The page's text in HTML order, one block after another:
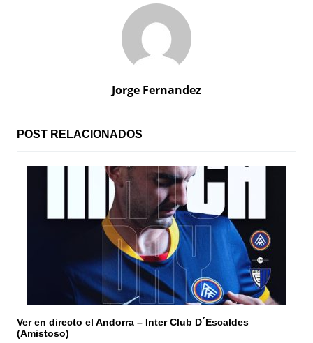
ó
n
r
Jorge Fernandez
POST RELACIONADOS
Ver en directo el Andorra – Inter Club D´Escaldes
(Amistoso)